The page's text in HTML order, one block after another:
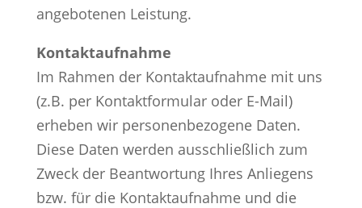
angebotenen Leistung.
Kontaktaufnahme
Im Rahmen der Kontaktaufnahme mit uns
(z.B. per Kontaktformular oder E-Mail)
erheben wir personenbezogene Daten.
Diese Daten werden ausschließlich zum
Zweck der Beantwortung Ihres Anliegens
bzw. für die Kontaktaufnahme und die